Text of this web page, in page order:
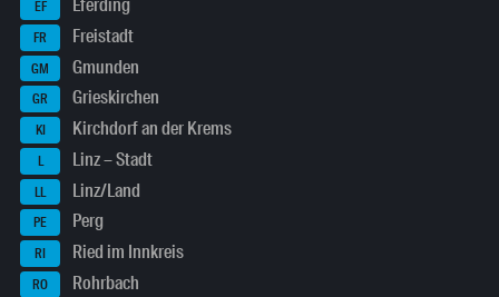
EF Eferding
FR Freistadt
GM Gmunden
GR Grieskirchen
KI Kirchdorf an der Krems
L Linz – Stadt
LL Linz/Land
PE Perg
RI Ried im Innkreis
RO Rohrbach